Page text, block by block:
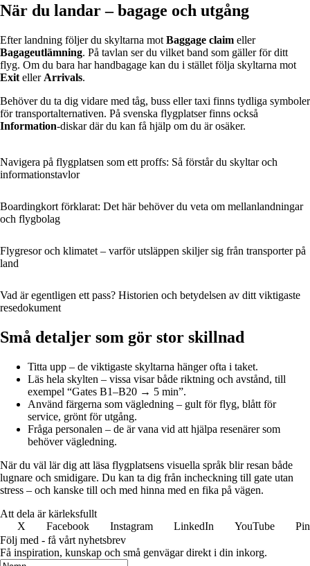
När du landar – bagage och utgång
Efter landning följer du skyltarna mot Baggage claim eller
Bagageutlämning. På tavlan ser du vilket band som gäller för ditt
flyg. Om du bara har handbagage kan du i stället följa skyltarna mot
Exit eller Arrivals.
Behöver du ta dig vidare med tåg, buss eller taxi finns tydliga symboler
för transportalternativen. På svenska flygplatser finns också
Information-diskar där du kan få hjälp om du är osäker.
Navigera på flygplatsen som ett proffs: Så förstår du skyltar och
informationstavlor
Boardingkort förklarat: Det här behöver du veta om mellanlandningar
och flygbolag
Flygresor och klimatet – varför utsläppen skiljer sig från transporter på
land
Vad är egentligen ett pass? Historien och betydelsen av ditt viktigaste
resedokument
Små detaljer som gör stor skillnad
Titta upp – de viktigaste skyltarna hänger ofta i taket.
Läs hela skylten – vissa visar både riktning och avstånd, till
exempel “Gates B1–B20 → 5 min”.
Använd färgerna som vägledning – gult för flyg, blått för
service, grönt för utgång.
Fråga personalen – de är vana vid att hjälpa resenärer som
behöver vägledning.
När du väl lär dig att läsa flygplatsens visuella språk blir resan både
lugnare och smidigare. Du kan ta dig från incheckning till gate utan
stress – och kanske till och med hinna med en fika på vägen.
Att dela är kärleksfullt
X
Facebook Instagram LinkedIn YouTube
Följ med - få vårt nyhetsbrev
Få inspiration, kunskap och små genvägar direkt i din inkorg.